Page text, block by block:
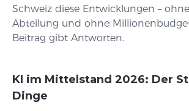
Schweiz diese Entwicklungen –
Abteilung und ohne
Beitrag gibt Antworten.
KI im Mittelstand 2026: Der
Dinge